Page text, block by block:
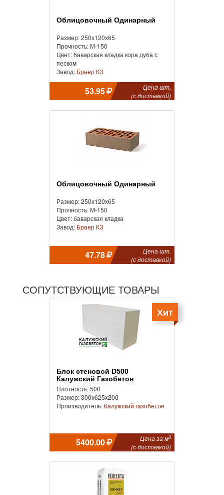
Облицовочный Одинарный
Размер: 250x120x65
Прочность: М-150
Цвет: баварская кладка кора дуба с
песком
Завод: Браер КЗ
53.95
Цена шт.
(с доставкой)
Облицовочный Одинарный
Размер: 250x120x65
Прочность: М-150
Цвет: баварская кладка
Завод: Браер КЗ
47.78
Цена шт.
(с доставкой)
СОПУТСТВУЮЩИЕ ТОВАРЫ
Хит
Блок стеновой D500
Калужский Газобетон
Плотность: 500
Размер: 300x625x200
Производитель: Калужский газобетон
5400.00 Цена за м3
(с доставкой)